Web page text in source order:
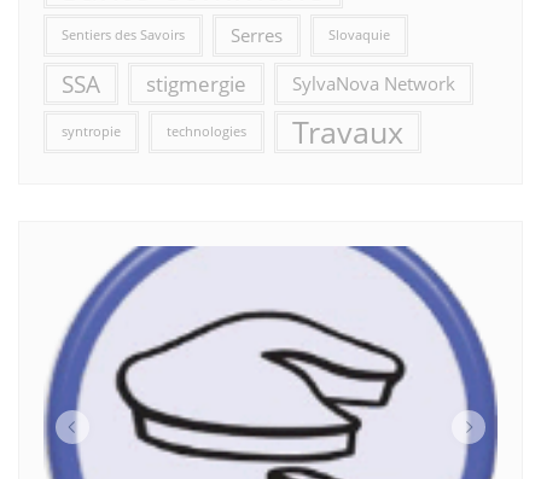
Sentiers des Savoirs Serres Slovaquie
SSA stigmergie SylvaNova Network
syntropie technologies Travaux